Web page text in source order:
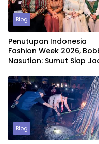
Blog
Penutupan Indonesia
Fashion Week 2026,
Nasution: Sumut Siap
Lewat Wastra
Blog